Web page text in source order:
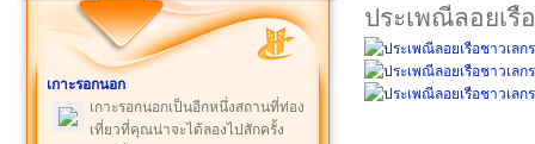
เกาะรอกนอก
เกาะรอกนอกเป็นอีกหนึ่งสถานที่ท่อง
เที่ยวที่คุณน่าจะได้ลองไปสักครั้ง
ประเพณีลอยเรื